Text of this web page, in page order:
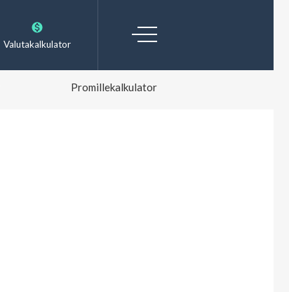
Valutakalkulator
Promillekalkulator